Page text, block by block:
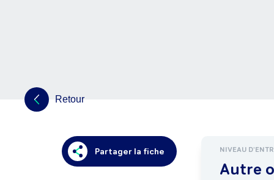
Retour
Partager la fiche NIVEAU
Autre